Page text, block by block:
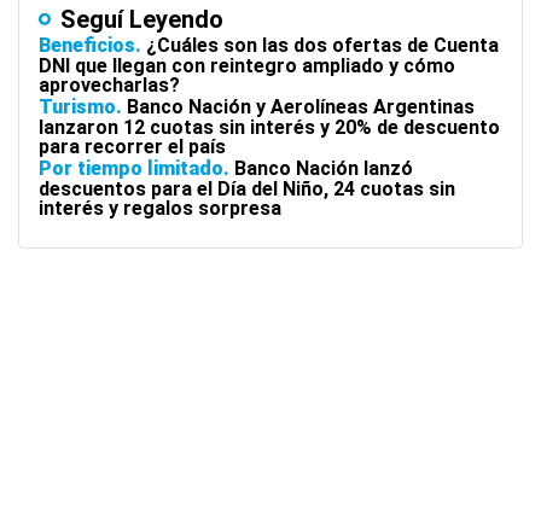
Seguí Leyendo
Beneficios ¿Cuáles son las dos ofertas de Cuenta
DNI que llegan con reintegro ampliado y cómo
aprovecharlas?
Turismo
Banco Nación y Aerolíneas Argentinas
lanzaron 12 cuotas sin interés y 20% de descuento
para recorrer el país
Por tiempo limitado
Banco Nación lanzó
descuentos para el Día del Niño, 24 cuotas sin
interés y regalos sorpresa